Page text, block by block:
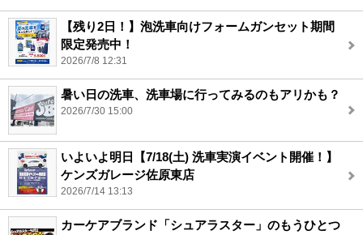
【残り2日！】泡洗車向けフォームガンセット期間
限定発売中！
2026/7/8 12:31
暑い日の洗車、洗車場に行ってみるのもアリかも？
2026/7/30 15:00
いよいよ明日【7/18(土) 洗車実演イベント開催！】
ケンズガレージ佐原東店
2026/7/14 13:13
カーケアブランド「シュアラスター」のもうひとつ